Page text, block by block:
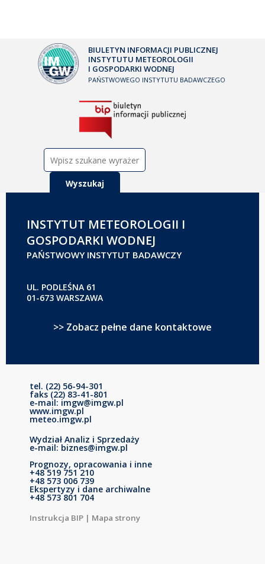
BIULETYN INFORMACJI PUBLICZNEJ
INSTYTUTU METEOROLOGII
I GOSPODARKI WODNEJ
PAŃSTWOWEGO INSTYTUTU BADAWCZEGO
INSTYTUT METEOROLOGII I
GOSPODARKI WODNEJ
PAŃSTWOWY INSTYTUT BADAWCZY
UL. PODLEŚNA 61
01-673 WARSZAWA
>> Zobacz pełne dane kontaktowe
tel. (22) 56-94-301
faks (22) 83-41-801
e-mail: imgw@imgw.pl
www.imgw.pl
meteo.imgw.pl
Wydział Analiz i Sprzedaży
e-mail: biznes@imgw.pl
Prognozy, opracowania i inne
+48 519 751 210
+48 573 006 739
Ekspertyzy i dane archiwalne
+48 573 801 704
Instrukcja BIP | Mapa strony